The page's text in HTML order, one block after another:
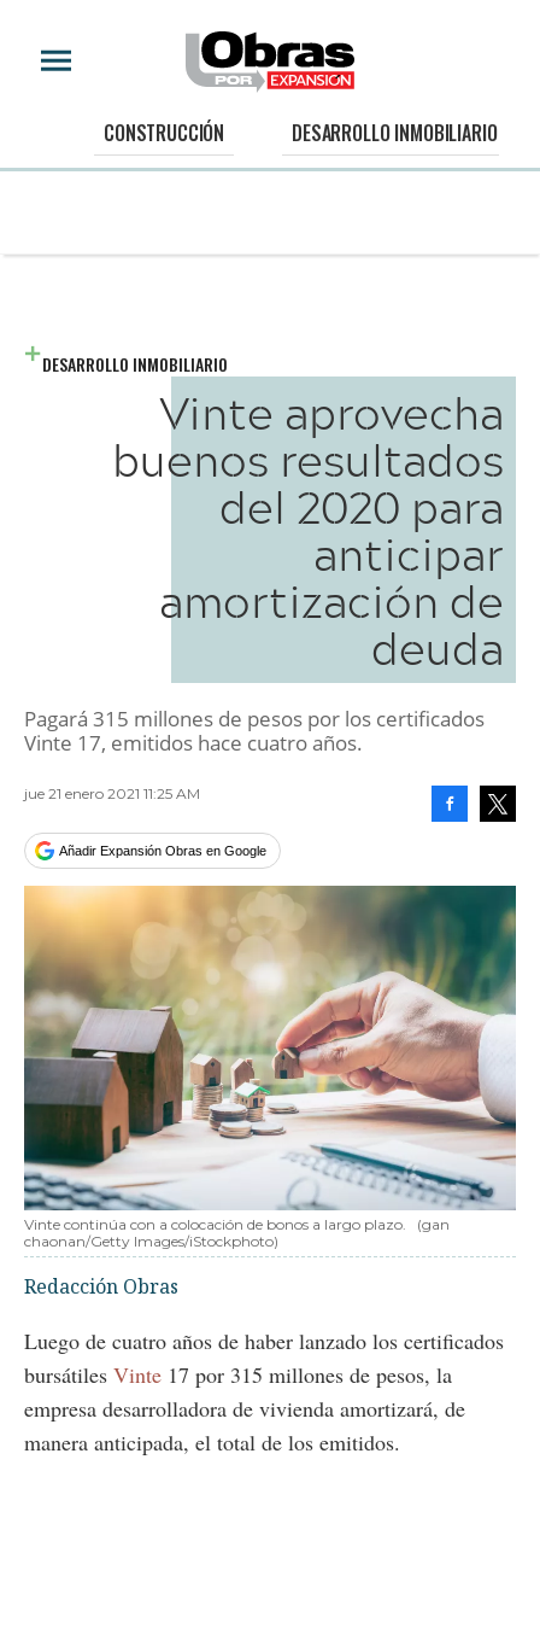
CONSTRUCCIÓN DESARROLLO INMOBILIARIO
DESARROLLO INMOBILIARIO
Vinte aprovecha
buenos resultados
del 2020 para
anticipar
amortización de
deuda
Pagará 315 millones de pesos por los certificados
Vinte 17, emitidos hace cuatro años.
jue 21 enero 2021 11:25 AM
Añadir Expansión Obras en Google
Vinte continúa con a colocación de bonos a largo plazo.
(gan
chaonan/Getty Images/iStockphoto)
Redacción Obras
Luego de cuatro años de haber lanzado los certificados
bursátiles Vinte 17 por 315 millones de pesos, la
empresa desarrolladora de vivienda amortizará, de
manera anticipada, el total de los emitidos.